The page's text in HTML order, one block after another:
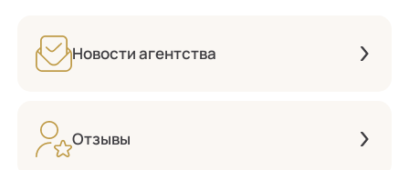
Новости агентства
Отзывы